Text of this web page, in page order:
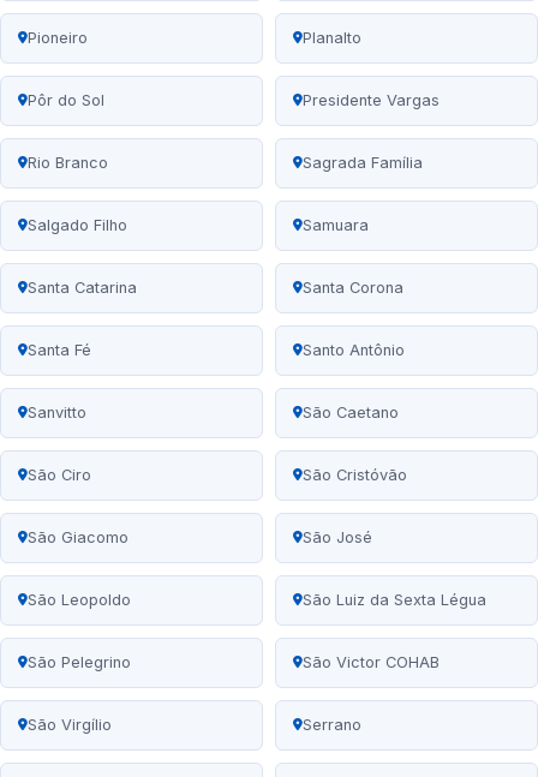
Pioneiro Planalto
Pôr do Sol Presidente Vargas
Rio Branco Sagrada Família
Salgado Filho Samuara
Santa Catarina Santa Corona
Santa Fé Santo Antônio
Sanvitto São Caetano
São Ciro São Cristóvão
São Giacomo São José
São Leopoldo São Luiz da Sexta Légua
São Pelegrino São Victor COHAB
São Virgílio Serrano